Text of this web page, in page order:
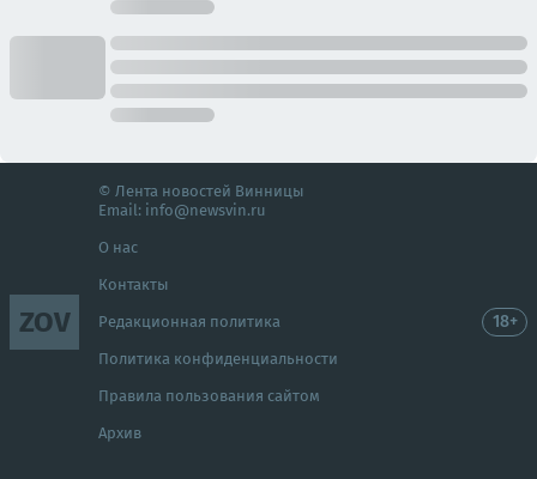
ZOV
© Лента новостей Винницы
Email: info@newsvin.ru
О нас
Контакты
Редакционная политика
Политика конфиденциальности
Правила пользования сайтом
Архив
18+